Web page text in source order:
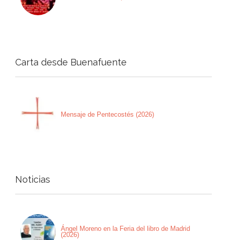
Carta desde Buenafuente
Mensaje de Pentecostés (2026)
Noticias
Ángel Moreno en la Feria del libro de Madrid
(2026)